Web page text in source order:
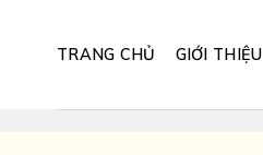
content
TRANG CHỦ GIỚI THIỆU